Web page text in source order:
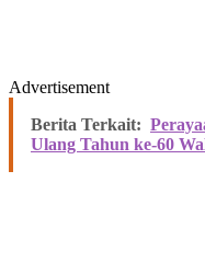
Advertisement
Berita Terkait:
Ulang Tahun ke-60